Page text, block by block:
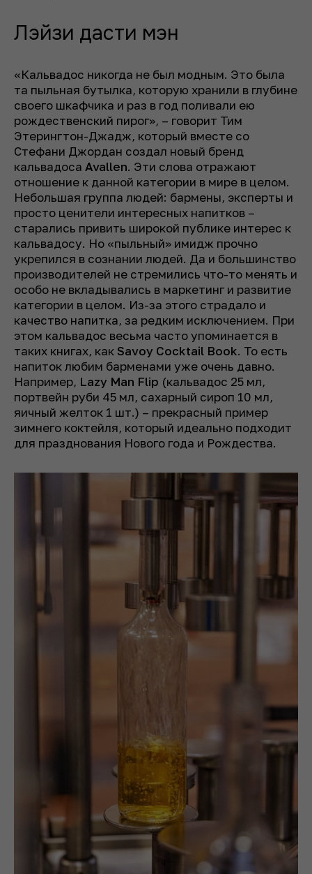
Лэйзи дасти мэн
«Кальвадос никогда не был модным. Это была
та пыльная бутылка, которую хранили в глубине
своего шкафчика и раз в год поливали ею
рождественский пирог», – говорит Тим
Этерингтон-Джадж, который вместе со
Стефани Джордан создал новый бренд
кальвадоса Avallen. Эти слова отражают
отношение к данной категории в мире в целом.
Небольшая группа людей: бармены, эксперты и
просто ценители интересных напитков –
старались привить широкой публике интерес к
кальвадосу. Но «пыльный» имидж прочно
укрепился в сознании людей. Да и большинство
производителей не стремились что-то менять и
особо не вкладывались в маркетинг и развитие
категории в целом. Из-за этого страдало и
качество напитка, за редким исключением. При
этом кальвадос весьма часто упоминается в
таких книгах, как Savoy Cocktail Book. То есть
напиток любим барменами уже очень давно.
Например, Lazy Man Flip (кальвадос 25 мл,
портвейн руби 45 мл, сахарный сироп 10 мл,
яичный желток 1 шт.) – прекрасный пример
зимнего коктейля, который идеально подходит
для празднования Нового года и Рождества.